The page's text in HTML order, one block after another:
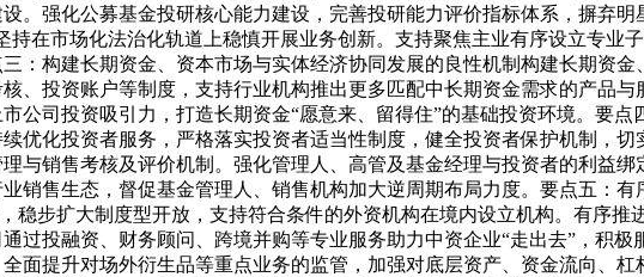
。强化公募基金投研核心能力建设，完善投研能力评价指标体系，摒弃
在市场化法治化轨道上稳慎开展业务创新。支持聚焦主业有序设立专业
：构建长期资金、资本市场与实体经济协同发展的良性机制构建长期资
、投资账户等制度，支持行业机构推出更多匹配中长期资金需求的产品
公司投资吸引力，打造长期资金“愿意来、留得住”的基础投资环境。要
优化投资者服务，严格落实投资者适当性制度，健全投资者保护机制，
与销售考核及评价机制。强化管理人、高管及基金经理与投资者的利益
销售生态，督促基金管理人、销售机构加大逆周期布局力度。要​​​​​​​点五：
稳步扩大制度型开放，支持符合条件的外资机构在境内设立机构。有序推
过投融资、财务顾问、跨境并购等专业服务助力中资企业“走出去”，积
面提升对场外衍生品等重点业务的监管，加强对底层资产、资金流向、